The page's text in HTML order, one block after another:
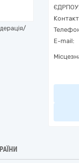
E-mail: